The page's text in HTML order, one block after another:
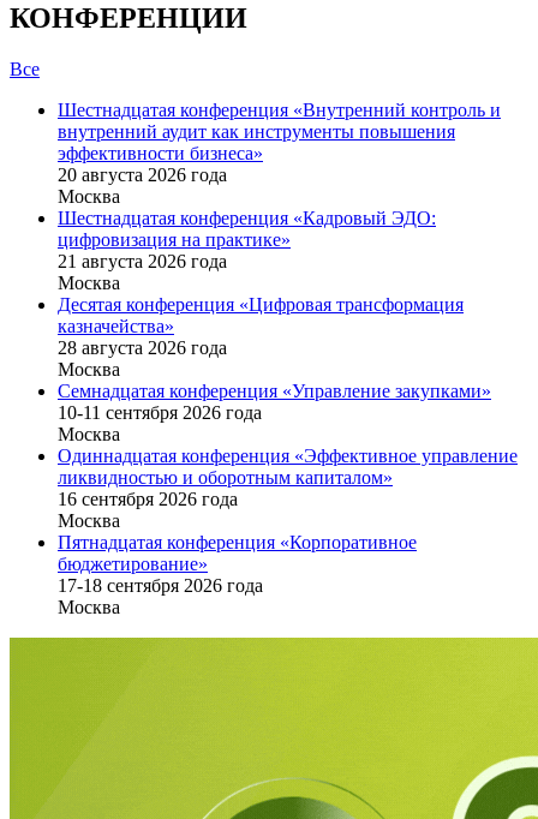
КОНФЕРЕНЦИИ
Все
Шестнадцатая конференция «Внутренний контроль и
внутренний аудит как инструменты повышения
эффективности бизнеса»
20 августа 2026 года
Москва
Шестнадцатая конференция «Кадровый ЭДО:
цифровизация на практике»
21 августа 2026 года
Москва
Десятая конференция «Цифровая трансформация
казначейства»
28 августа 2026 года
Москва
Семнадцатая конференция «Управление закупками»
10-11 сентября 2026 года
Москва
Одиннадцатая конференция «Эффективное управление
ликвидностью и оборотным капиталом»
16 cентября 2026 года
Москва
Пятнадцатая конференция «Корпоративное
бюджетирование»
17-18 сентября 2026 года
Москва